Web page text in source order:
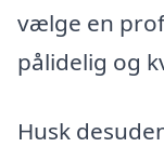
vælge en
pålidelig og
Husk